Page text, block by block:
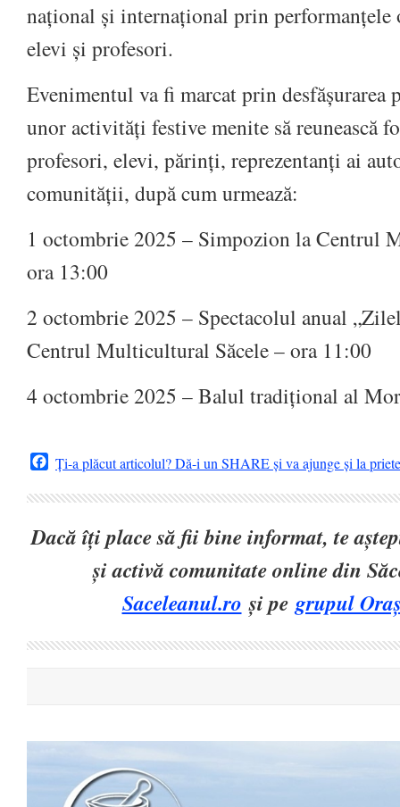
național și internațional prin performanțele
elevi și profesori.
Evenimentul va fi marcat prin desfășurarea
unor activități festive menite să reunească
profesori, elevi, părinți, reprezentanți ai
comunității, după cum urmează:
1 octombrie 2025 – Simpozion la Centrul
ora 13:00
2 octombrie 2025 – Spectacolul anual
Centrul Multicultural Săcele – ora 11:00
4 octombrie 2025 – Balul tradițional al
Facebook
Ți-a plăcut articolul? Dă-i un SHARE și va ajunge și la
Dacă îți place să fii bine informat, te
și activă comunitate online din
Saceleanul.ro și pegrupul